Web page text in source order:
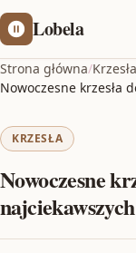
Lobela
Strona główna/Krzesła
Nowoczesne krzesła
KRZESŁA
Nowoczesne